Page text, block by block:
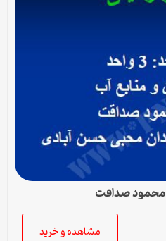
محمود صداقت
مشاهده و خرید